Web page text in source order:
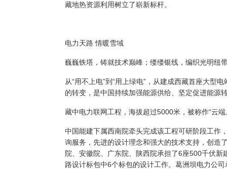
藏地热资源利用树立了崭新标杆。
电力天路 情暖雪域
巍巍铁塔，铸就技术巅峰；缕缕银线，编织光明纽
从“用不上电”到“用上绿电”，从建成西藏首座大型
的转变，是中国持续加强能源供给、坚定促进能源
藏中电力联网工程，海拔超过5000米，被称作“云
中国能建下属西南院牵头完成该工程可研阶段工作
询服务，先进的设计理念和强大的技术支持，创造
院、安徽院、广东院、陕西院承担了6座500千伏新
路设计标包中6个标包的设计工作。葛洲坝电力公